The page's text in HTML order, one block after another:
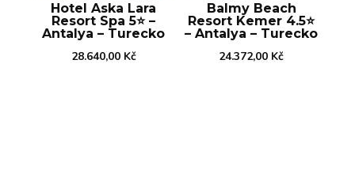
Hotel Aska Lara
Resort Spa 5⭐️ –
Antalya – Turecko
28.640,00 Kč
Balmy Beach
Resort Kemer 4.5⭐️
– Antalya – Turecko
24.372,00 Kč